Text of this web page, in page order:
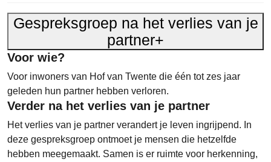
Gespreksgroep na het verlies van je
partner+
Voor wie?
Voor inwoners van Hof van Twente die één tot zes jaar
geleden hun partner hebben verloren.
Verder na het verlies van je partner
Het verlies van je partner verandert je leven ingrijpend. In
deze gespreksgroep ontmoet je mensen die hetzelfde
hebben meegemaakt. Samen is er ruimte voor herkenning,